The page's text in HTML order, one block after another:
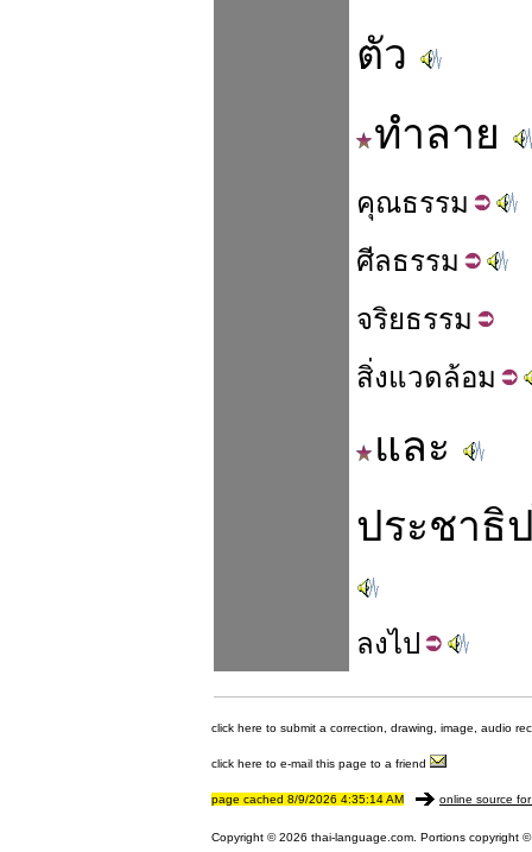
ตัว
ทำลาย
คุณธรรม
ศีลธรรม
จริยธรรม
สิ่งแวดล้อม
และ
ประชาธิ
ลงไป
click here to submit a correction, drawing, image, audio
click here to e-mail this page to a friend
page cached 8/9/2026 4:35:14 AM online source
Copyright © 2026 thai-language.com. Portions copyright